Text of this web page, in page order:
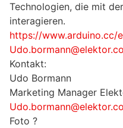
Technologien, die mit
interagieren.
https://www.arduino.cc/
Kontakt:
Udo Bormann
Marketing Manager
Foto ?